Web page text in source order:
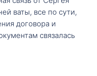
ваты, все по сути,
договора и
связалась
и т.д. После
Сергей с